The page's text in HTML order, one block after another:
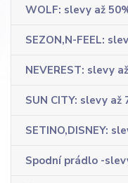
WOLF: slevy až
SEZON,N-FEEL:
NEVEREST: slevy
SUN CITY: slevy až
SETINO,DISNEY:
Spodní prádlo -